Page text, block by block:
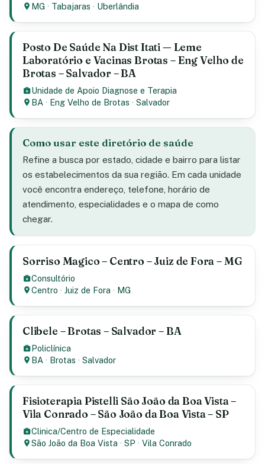
MG · Tabajaras · Uberlândia
Posto De Saúde Na Dist Itati — Leme
Laboratório e Vacinas Brotas – Eng Velho de
Brotas – Salvador – BA
Unidade de Apoio Diagnose e Terapia
BA · Eng Velho de Brotas ·Salvador
Como usar este diretório de saúde
Refine a busca por estado, cidade e bairro para listar
os estabelecimentos da sua região. Em cada unidade
você encontra endereço, telefone, horário de
atendimento, especialidades e o mapa de como
chegar.
Sorriso Magico – Centro – Juiz de Fora – MG
Consultório
Centro ·Juiz de Fora · MG
Clibele – Brotas – Salvador – BA
Policlínica
BA · Brotas ·Salvador
Fisioterapia Pistelli São João da Boa Vista –
Vila Conrado – São João da Boa Vista – SP
Clinica/Centro de Especialidade
São João da Boa Vista ·SP ·Vila Conrado